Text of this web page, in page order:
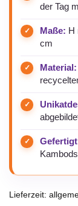
der Tag
Maße: H
cm
Material:
Lieferzeit: